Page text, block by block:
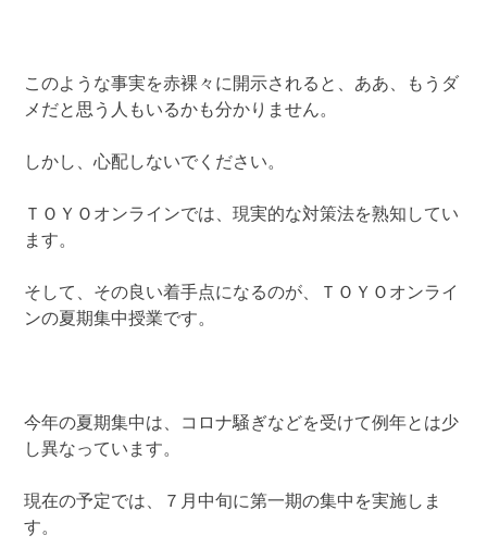
このような事実を赤裸々に開示されると、ああ、もうダ
メだと思う人もいるかも分かりません。
しかし、心配しないでください。
ＴＯＹＯオンラインでは、現実的な対策法を熟知してい
ます。
そして、その良い着手点になるのが、ＴＯＹＯオンライ
ンの夏期集中授業です。
今年の夏期集中は、コロナ騒ぎなどを受けて例年とは少
し異なっています。
現在の予定では、７月中旬に第一期の集中を実施しま
す。